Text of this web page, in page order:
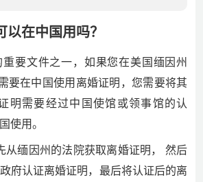
在中国用吗？
要文件之一，如果您在美国缅因州
要在中国使用离婚证明，您需要将其
明需要经过中国使馆或领事馆的认
使用。
从缅因州的法院获取离婚证明， 然后
府认证离婚证明，最后将认证后的离